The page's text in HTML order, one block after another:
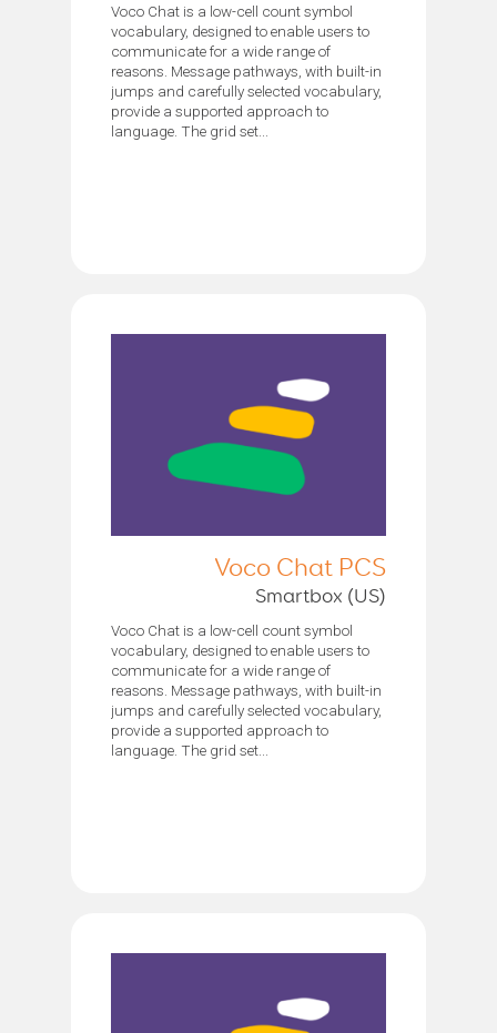
Voco Chat is a low-cell count symbol
vocabulary, designed to enable users to
communicate for a wide range of
reasons. Message pathways, with built-in
jumps and carefully selected vocabulary,
provide a supported approach to
language. The grid set...
Voco Chat PCS
Smartbox (US)
Voco Chat is a low-cell count symbol
vocabulary, designed to enable users to
communicate for a wide range of
reasons. Message pathways, with built-in
jumps and carefully selected vocabulary,
provide a supported approach to
language. The grid set...